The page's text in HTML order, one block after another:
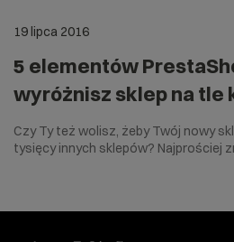
19 lipca 2016
5 elementów
wyróżnisz sklep na tle
Czy Ty też wolisz, żeby Twój nowy
tysięcy innych sklepów? Najprościej